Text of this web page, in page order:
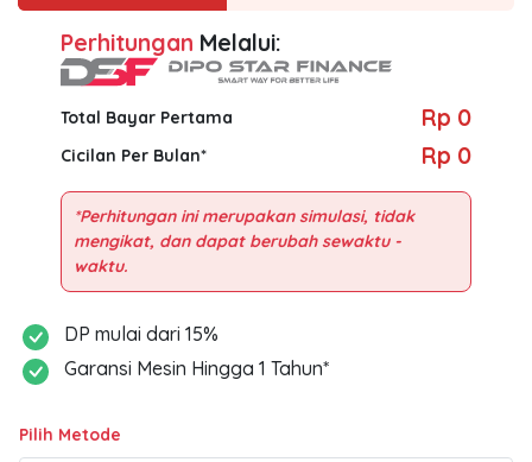
Perhitungan Melalui:
Total Bayar Pertama Rp 0
Cicilan Per Bulan* Rp 0
*Perhitungan ini merupakan simulasi, tidak
mengikat, dan dapat berubah sewaktu -
DP mulai dari 15%
Garansi Mesin Hingga 1 Tahun*
Pilih Metode